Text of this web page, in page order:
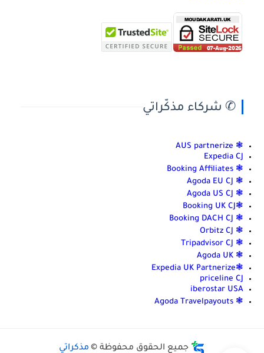
✆ شركاء مذكّراتي
❃ AUS partnerize
Expedia CJ
❃ Booking Affiliates
❃ Agoda EU CJ
❃ Agoda US CJ
❃Booking UK CJ
❃ Booking DACH CJ
❃ Orbitz CJ
❃ Tripadvisor CJ
❃ Agoda UK
❃Expedia UK Partnerize
priceline CJ
iberostar USA
❃ Agoda Travelpayouts
جميع الحقوق محفوظة © مذكراتي